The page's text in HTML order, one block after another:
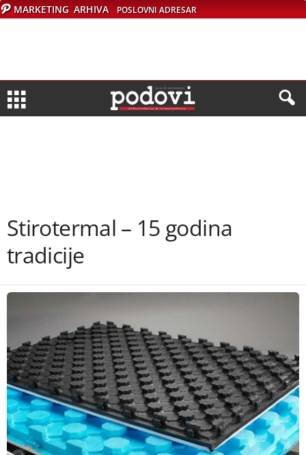
MARKETING ARHIVA POSLOVNI ADRESAR
Stirotermal – 15 godina
tradicije